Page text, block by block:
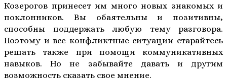
Козерогов принесет им много новых знакомых и
поклонников. Вы обаятельны и позитивны,
способны поддержать любую тему разговора.
Поэтому и все конфликтные ситуации старайтесь
решать также при помощи коммуникативных
навыков. Но не забывайте давать и другим
возможность сказать свое мнение.